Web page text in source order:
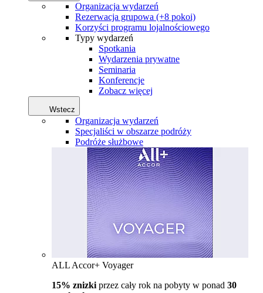
Organizacja wydarzeń
Rezerwacja grupowa (+8 pokoi)
Korzyści programu lojalnościowego
Typy wydarzeń
Spotkania
Wydarzenia prywatne
Seminaria
Konferencje
Zobacz więcej
Wstecz
Organizacja wydarzeń
Specjaliści w obszarze podróży
Podróże służbowe
ALL Accor+ Voyager
15% znizki przez cały rok na pobyty w ponad 30